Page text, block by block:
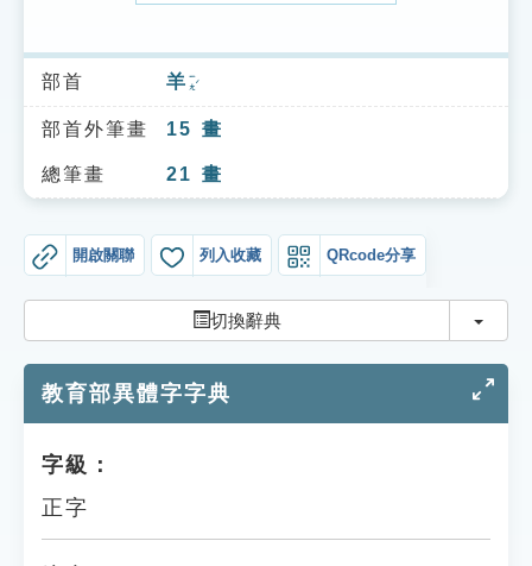
索引選單
知識索引
單字索引
貓頭鷹博士
部首 羊 ㄧㄤˊ
部首外筆畫 15 畫
總筆畫 21 畫
開啟關聯 列入收藏 QRcode分享
切換辭典 切換
教育部異體字字典
字級：
正字